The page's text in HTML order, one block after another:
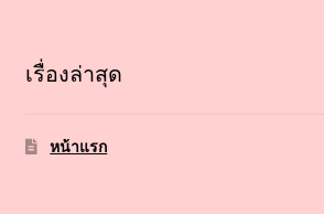
เรื่องล่าสุด
หน้าแรก